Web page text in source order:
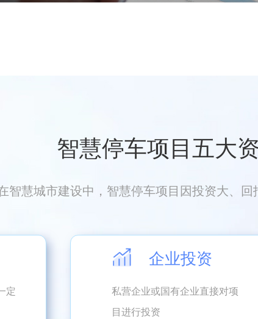
智慧停车项目五大
智慧城市建设中，智慧停车项目因投资大、
定
企业投资
私营企业或国有企业直接对项
目进行投资